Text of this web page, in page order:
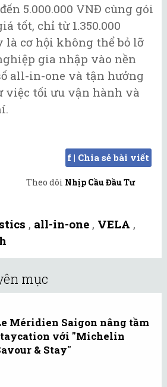
5.000.000 VNĐ cùng gói
tốt, chỉ từ 1.350.000
là cơ hội không thể bỏ lỡ
gia nhập vào nền
all-in-one và tận hưởng
tối ưu vận hành và
f | Chia sẻ bài viết
Theo dõi Nhịp Cầu Đầu Tư
, all-in-one , VELA ,
mục
Méridien Saigon nâng tầm
với "Michelin
& Stay"